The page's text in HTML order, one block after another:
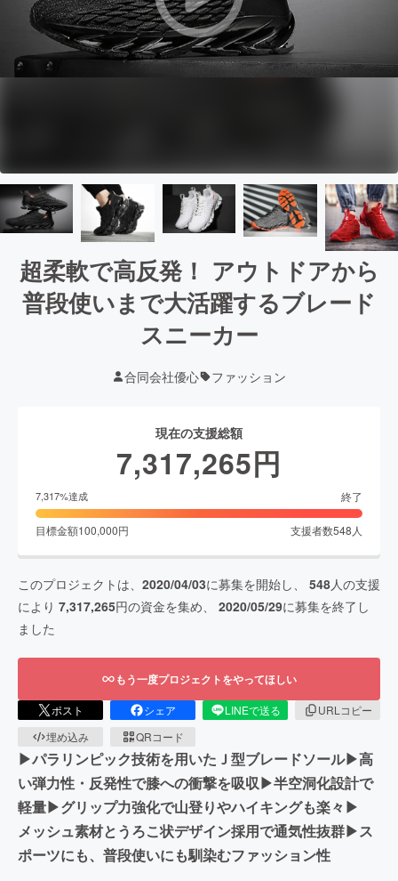
超柔軟で高反発！ アウトドアから
普段使いまで大活躍するブレード
スニーカー
合同会社優心 ファッション
現在の支援総額
7,317,265円
7,317%達成 終了
目標金額100,000円 支援者数548 人
このプロジェクトは、 2020/04/03に募集を開始し、 548人の支援
により 7,317,265円の資金を集め、 2020/05/29に募集を終了し
ました
もう一度プロジェクトをやってほしい
ポスト シェア LINEで送る
URLコピー
埋め込み
QRコード
▶パラリンピック技術を用いたＪ型ブレードソール▶高
い弾力性・反発性で膝への衝撃を吸収▶半空洞化設計で
軽量▶グリップ力強化で山登りやハイキングも楽々▶
メッシュ素材とうろこ状デザイン採用で通気性抜群▶ス
ポーツにも、普段使いにも馴染むファッション性